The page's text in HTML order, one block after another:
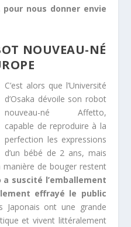
nous donner envie
NOUVEAU-NÉ
C’est alors que l’Université
d’Osaka dévoile son robot
nouveau-né Affetto,
capable de reproduire à la
perfection les expressions
d’un bébé de 2 ans, mais
de bouger restent
suscité l’emballement
effrayé le public
Japonais ont une grande
et vivent littéralement